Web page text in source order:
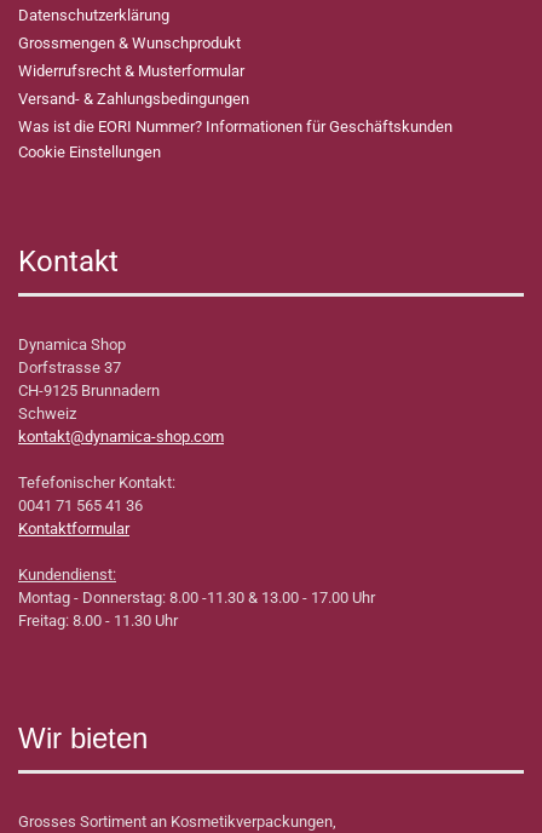
Datenschutzerklärung
Grossmengen & Wunschprodukt
Widerrufsrecht & Musterformular
Versand- & Zahlungsbedingungen
Was ist die EORI Nummer? Informationen für Geschäftskunden
Cookie Einstellungen
Kontakt
Dynamica Shop
Dorfstrasse 37
CH-9125 Brunnadern
Schweiz
kontakt@dynamica-shop.com
Tefefonischer Kontakt:
0041 71 565 41 36
Kontaktformular
Kundendienst:
Montag - Donnerstag: 8.00 -11.30 & 13.00 - 17.00 Uhr
Freitag: 8.00 - 11.30 Uhr
Wir bieten
Grosses Sortiment an Kosmetikverpackungen,